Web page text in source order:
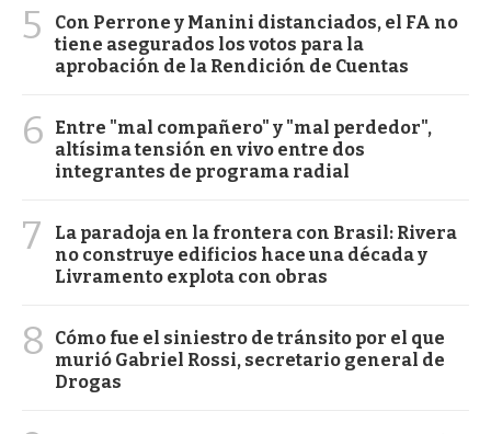
5
Con Perrone y Manini distanciados, el FA no
tiene asegurados los votos para la
aprobación de la Rendición de Cuentas
6
Entre "mal compañero" y "mal perdedor",
altísima tensión en vivo entre dos
integrantes de programa radial
7
La paradoja en la frontera con Brasil: Rivera
no construye edificios hace una década y
Livramento explota con obras
8
Cómo fue el siniestro de tránsito por el que
murió Gabriel Rossi, secretario general de
Drogas